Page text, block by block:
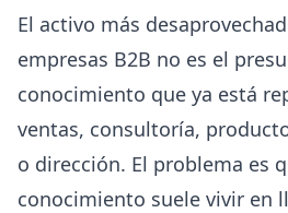
El activo más
empresas B2B no es el
conocimiento que ya está
ventas, consultoría,
o dirección. El problema es
conocimiento suele vivir en